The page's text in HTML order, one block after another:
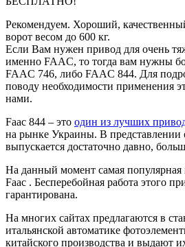
Pекомендуем. Хороший,
ворот весом до 600 кг.
Если Вам нужен привод для очень
именно FAAC, то тогда вам нужны
FAAC 746, либо FAAC 844. Для
поводу необходимости применения
нами.
Faac 844 – это один из лучших
на рынке Украины. В представлении
выпускается достаточно давно,
На данный момент самая популярная
Faac . Бесперебойная работа этого
гарантирована.
На многих сайтах предлагаются в
итальянской автоматике
китайского производства и